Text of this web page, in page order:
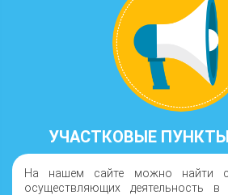
УЧАСТКОВЫЕ
На нашем сайте можно найти
осуществляющих деятельность